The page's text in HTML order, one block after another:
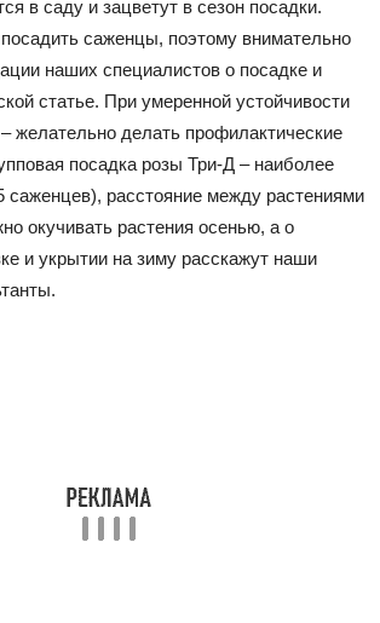
в саду и зацветут в сезон посадки.
саженцы, поэтому внимательно
наших специалистов о посадке и
статье. При умеренной устойчивости
желательно делать профилактические
посадка розы Три-Д – наиболее
саженцев), расстояние между растениями
окучивать растения осенью, а о
и укрытии на зиму расскажут наши